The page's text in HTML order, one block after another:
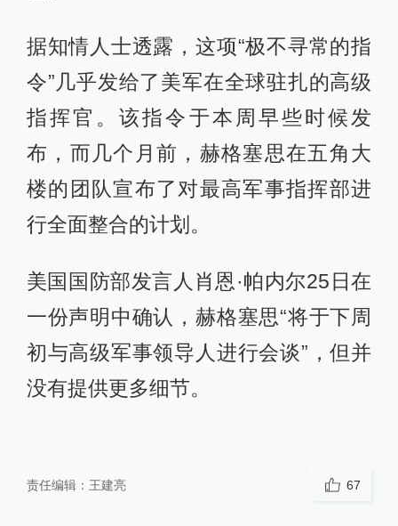
据知情人士透露，这项“极不寻常的指
令”几乎发给了美军在全球驻扎的高级
指挥官。该指令于本周早些时候发
布，而几个月前，赫格塞思在五角大
楼的团队宣布了对最高军事指挥部进
行全面整合的计划。
美国国防部发言人肖恩·帕内尔25日在
一份声明中确认，赫格塞思“将于下周
初与高级军事领导人进行会谈”，但并
没有提供更多细节。
责任编辑： 王建亮 67